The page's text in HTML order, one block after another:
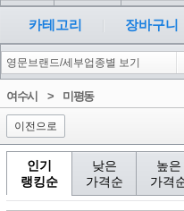
5 대성설렁탕
6 1-1 waitfor
1
카테고리 장바구니
여수시 > 미평동
이전으로
인기
랭킹순
낮은
가격순
높은
가격